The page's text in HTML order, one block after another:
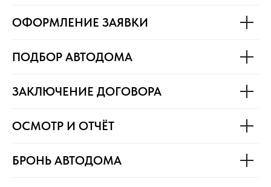
ОФОРМЛЕНИЕ ЗАЯВКИ
ПОДБОР АВТОДОМА
ЗАКЛЮЧЕНИЕ ДОГОВОРА
ОСМОТР И ОТЧЁТ
БРОНЬ АВТОДОМА